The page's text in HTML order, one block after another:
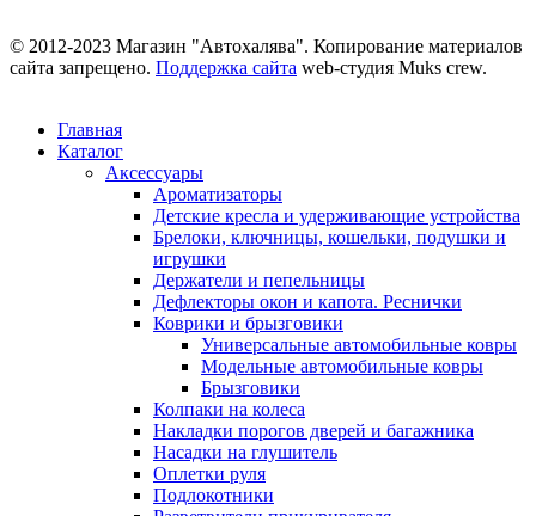
© 2012-2023 Магазин "Автохалява". Копирование материалов
сайта запрещено. Поддержка сайта web-студия Muks crew.
Главная
Каталог
Аксессуары
Ароматизаторы
Детские кресла и удерживающие устройства
Брелоки, ключницы, кошельки, подушки и
игрушки
Держатели и пепельницы
Дефлекторы окон и капота. Реснички
Коврики и брызговики
Универсальные автомобильные ковры
Модельные автомобильные ковры
Брызговики
Колпаки на колеса
Накладки порогов дверей и багажника
Насадки на глушитель
Оплетки руля
Подлокотники